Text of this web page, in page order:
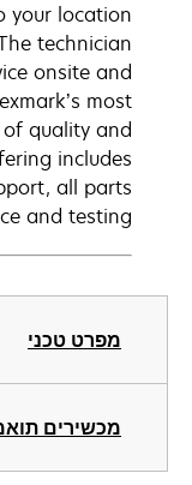
מפרט טכני
מכשירים
your location
technician
onsite and
most
quality and
includes
all parts
and testing.